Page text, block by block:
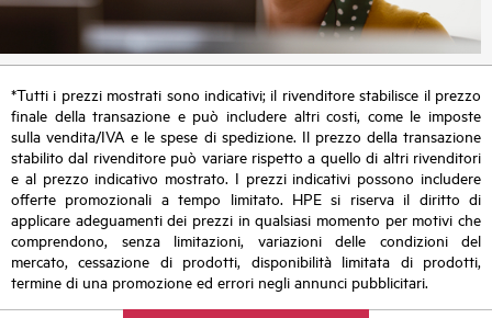
*Tutti i prezzi mostrati sono indicativi; il rivenditore stabilisce il prezzo
finale della transazione e può includere altri costi, come le imposte
sulla vendita/IVA e le spese di spedizione. Il prezzo della transazione
stabilito dal rivenditore può variare rispetto a quello di altri rivenditori
e al prezzo indicativo mostrato. I prezzi indicativi possono includere
offerte promozionali a tempo limitato. HPE si riserva il diritto di
applicare adeguamenti dei prezzi in qualsiasi momento per motivi che
comprendono, senza limitazioni, variazioni delle condizioni del
mercato, cessazione di prodotti, disponibilità limitata di prodotti,
termine di una promozione ed errori negli annunci pubblicitari.